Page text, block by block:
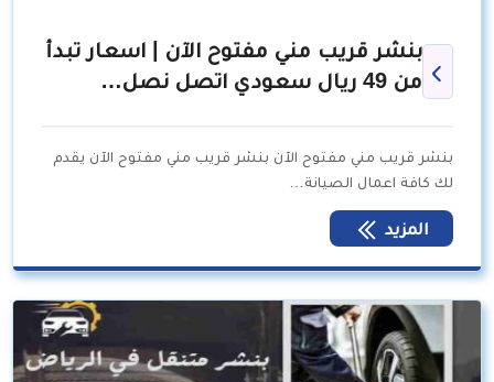
بنشر قريب مني مفتوح الآن | اسعار تبدأ
من 49 ريال سعودي اتصل نصل…
بنشر قريب مني مفتوح الآن بنشر قريب مني مفتوح الآن يقدم
لك كافة اعمال الصيانة…
المزيد